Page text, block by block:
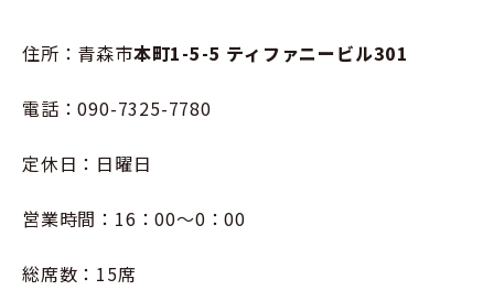
住所：青森市本町1-5-5 ティファニービル301
電話：090-7325-7780
定休日：日曜日
営業時間：16：00～0：00
総席数：15席